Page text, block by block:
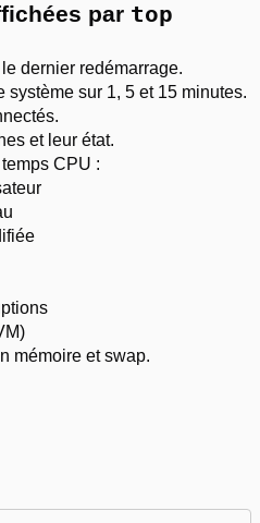
par top
dernier redémarrage.
système sur 1, 5 et 15 minutes.
et leur état.
CPU :
mémoire et swap.